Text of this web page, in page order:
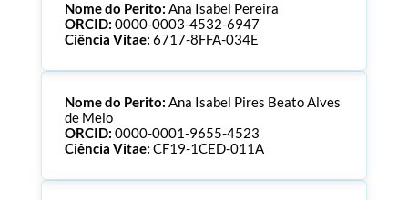
Nome do Perito: Ana Isabel Pereira
ORCID: 0000-0003-4532-6947
Ciência Vitae: 6717-8FFA-034E
Nome do Perito: Ana Isabel Pires Beato Alves
de Melo
ORCID: 0000-0001-9655-4523
Ciência Vitae: CF19-1CED-011A